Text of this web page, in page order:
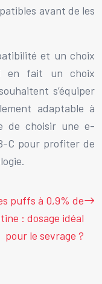
avant de les
et un choix
en fait un choix
s’équiper
adaptable à
de choisir une e-
C pour profiter de
puffs à 0,9% de
: dosage idéal
pour le sevrage ?